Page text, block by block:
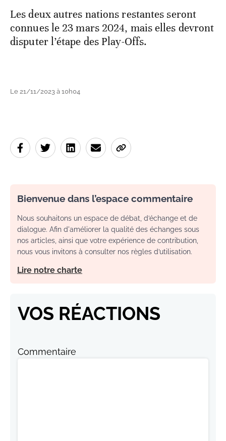
Les deux autres nations restantes seront
connues le 23 mars 2024, mais elles devront
disputer l’étape des Play-Offs.
Le 21/11/2023 à 10h04
Bienvenue dans l’espace commentaire
Nous souhaitons un espace de débat, d’échange et de
dialogue. Afin d'améliorer la qualité des échanges sous
nos articles, ainsi que votre expérience de contribution,
nous vous invitons à consulter nos règles d’utilisation.
Lire notre charte
VOS RÉACTIONS
Commentaire